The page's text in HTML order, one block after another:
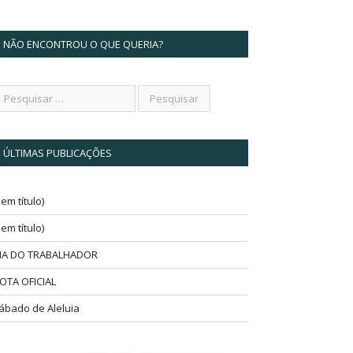
NÃO ENCONTROU O QUE QUERIA?
ÚLTIMAS PUBLICAÇÕES
título)
título)
DO TRABALHADOR
OFICIAL
de Aleluia